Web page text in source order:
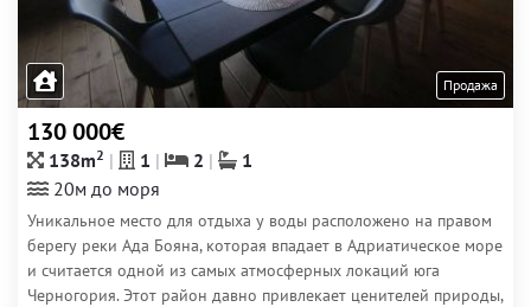
Продажа
130 000€
138m2 1 2
1
20м до моря
Уникальное место для отдыха у воды расположено на правом
берегу реки Ада Бояна, которая впадает в Адриатическое море
и считается одной из самых атмосферных локаций юга
Черногория. Этот район давно привлекает ценителей природы,